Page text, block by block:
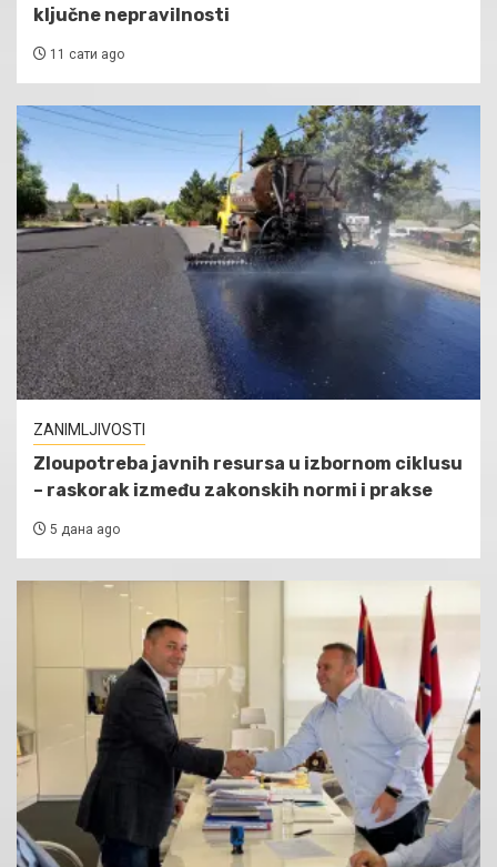
ključne nepravilnosti
11 сати ago
ZANIMLJIVOSTI
Zloupotreba javnih resursa u izbornom ciklusu
– raskorak između zakonskih normi i prakse
5 дана ago